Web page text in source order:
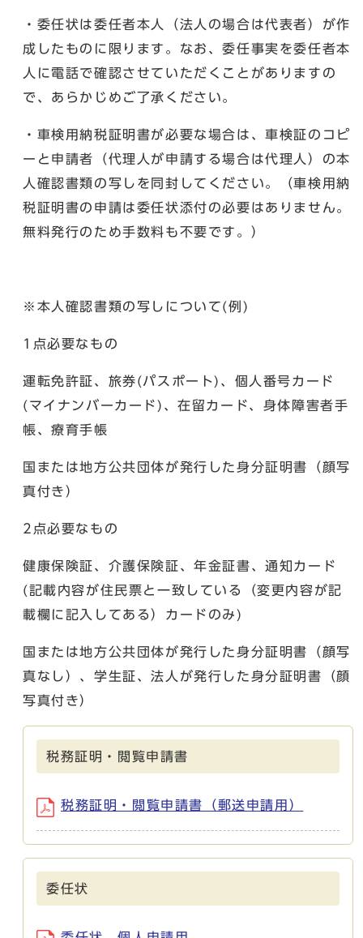
・委任状は委任者本人（法人の場合は代表者）が作
成したものに限ります。なお、委任事実を委任者本
人に電話で確認させていただくことがありますの
で、あらかじめご了承ください。
・車検用納税証明書が必要な場合は、車検証のコピ
ーと申請者（代理人が申請する場合は代理人）の本
人確認書類の写しを同封してください。（車検用納
税証明書の申請は委任状添付の必要はありません。
無料発行のため手数料も不要です。）
※本人確認書類の写しについて(例)
1点必要なもの
運転免許証、旅券(パスポート)、個人番号カード
(マイナンバーカード)、在留カード、身体障害者手
帳、療育手帳
国または地方公共団体が発行した身分証明書（顔写
真付き）
2点必要なもの
健康保険証、介護保険証、年金証書、通知カード
(記載内容が住民票と一致している（変更内容が記
載欄に記入してある）カードのみ)
国または地方公共団体が発行した身分証明書（顔写
真なし）、学生証、法人が発行した身分証明書（顔
写真付き）
税務証明・閲覧申請書
税務証明・閲覧申請書（郵送申請用）
委任状